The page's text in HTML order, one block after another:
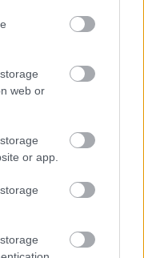
web or
or app.
στο